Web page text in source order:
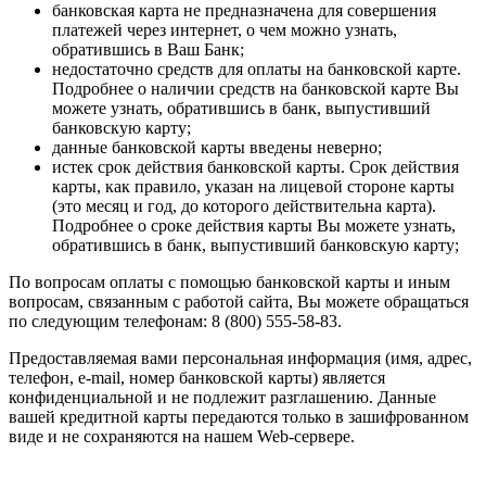
банковская карта не предназначена для совершения
платежей через интернет, о чем можно узнать,
обратившись в Ваш Банк;
недостаточно средств для оплаты на банковской карте.
Подробнее о наличии средств на банковской карте Вы
можете узнать, обратившись в банк, выпустивший
банковскую карту;
данные банковской карты введены неверно;
истек срок действия банковской карты. Срок действия
карты, как правило, указан на лицевой стороне карты
(это месяц и год, до которого действительна карта).
Подробнее о сроке действия карты Вы можете узнать,
обратившись в банк, выпустивший банковскую карту;
По вопросам оплаты с помощью банковской карты и иным
вопросам, связанным с работой сайта, Вы можете обращаться
по следующим телефонам: 8 (800) 555-58-83.
Предоставляемая вами персональная информация (имя, адрес,
телефон, e-mail, номер банковской карты) является
конфиденциальной и не подлежит разглашению. Данные
вашей кредитной карты передаются только в зашифрованном
виде и не сохраняются на нашем Web-сервере.